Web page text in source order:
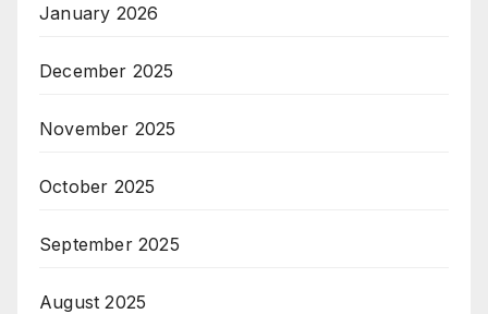
January 2026
December 2025
November 2025
October 2025
September 2025
August 2025